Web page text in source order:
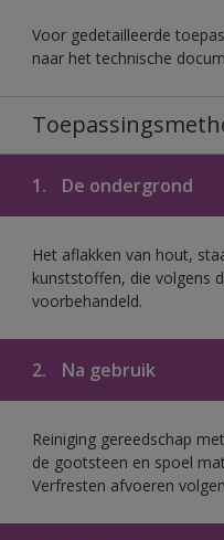
Voor gedetailleerde
naar het technische
1. De ondergrond
Het aflakken van hout,
kunststoffen, die volgens
voorbehandeld.
2. Na gebruik
Reiniging gereedschap
de gootsteen en spoel
Verfresten afvoeren